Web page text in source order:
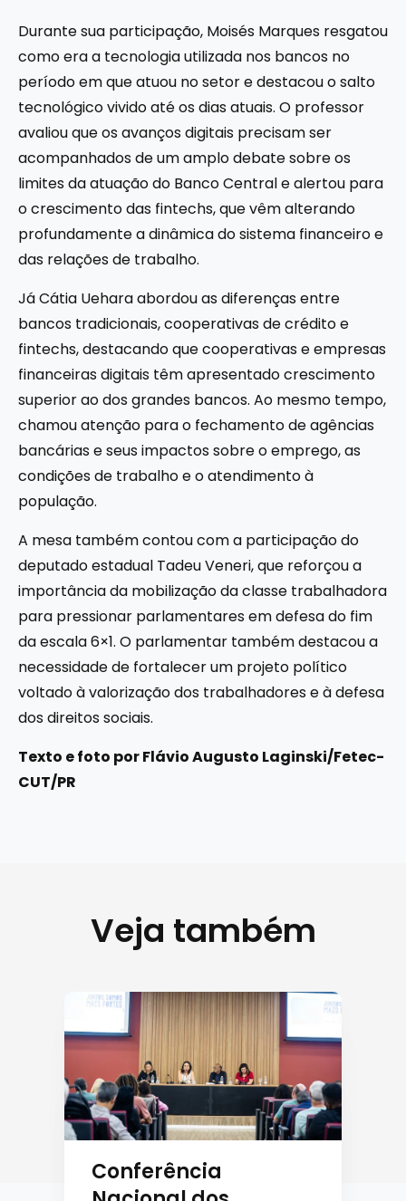
Durante sua participação, Moisés Marques resgatou
como era a tecnologia utilizada nos bancos no
período em que atuou no setor e destacou o salto
tecnológico vivido até os dias atuais. O professor
avaliou que os avanços digitais precisam ser
acompanhados de um amplo debate sobre os
limites da atuação do Banco Central e alertou para
o crescimento das fintechs, que vêm alterando
profundamente a dinâmica do sistema financeiro e
das relações de trabalho.
Já Cátia Uehara abordou as diferenças entre
bancos tradicionais, cooperativas de crédito e
fintechs, destacando que cooperativas e empresas
financeiras digitais têm apresentado crescimento
superior ao dos grandes bancos. Ao mesmo tempo,
chamou atenção para o fechamento de agências
bancárias e seus impactos sobre o emprego, as
condições de trabalho e o atendimento à
população.
A mesa também contou com a participação do
deputado estadual Tadeu Veneri, que reforçou a
importância da mobilização da classe trabalhadora
para pressionar parlamentares em defesa do fim
da escala 6×1. O parlamentar também destacou a
necessidade de fortalecer um projeto político
voltado à valorização dos trabalhadores e à defesa
dos direitos sociais.
Texto e foto por Flávio Augusto Laginski/Fetec-
CUT/PR
Veja também
Conferência